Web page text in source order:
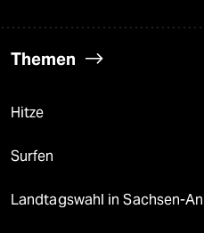
Themen
Hitze
Surfen
Landtagswahl in Sachsen-